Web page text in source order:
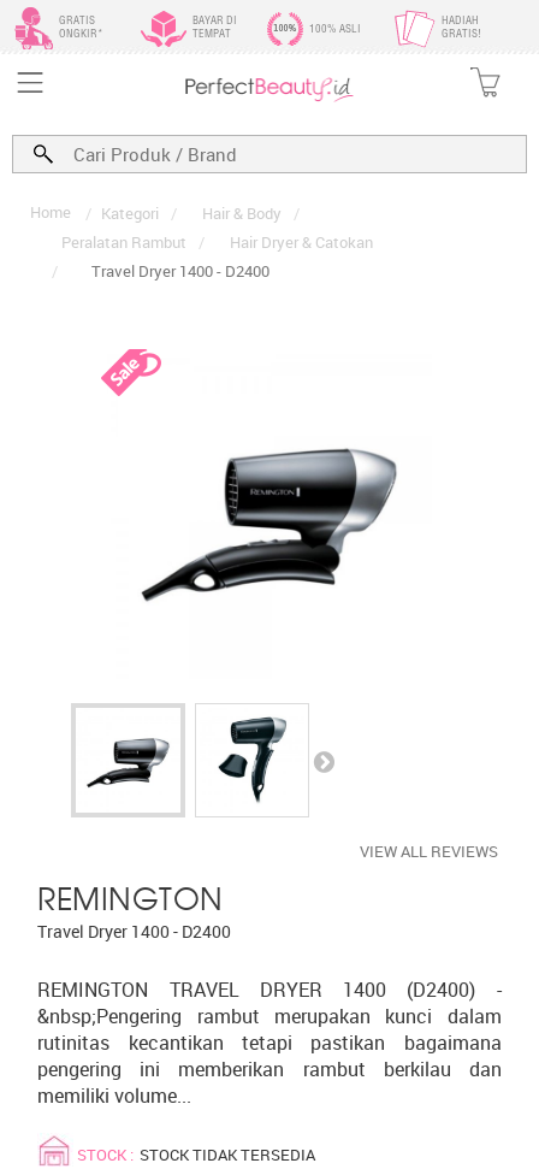
GRATIS
ONGKIR*
BAYAR DI
TEMPAT
100% ASLI
HADIAH
GRATIS!
Home / Kategori / Hair & Body
/
Peralatan Rambut
/
Hair Dryer & Catokan
/
Travel Dryer 1400 - D2400
REMINGTON
Travel Dryer 1400 - D2400
REMINGTON TRAVEL DRYER 1400 (D2400) -
&nbsp;Pengering rambut merupakan kunci dalam
rutinitas kecantikan tetapi pastikan bagaimana
pengering ini memberikan rambut berkilau dan
memiliki volume...
VIEW ALL REVIEWS
STOCK : STOCK TIDAK TERSEDIA